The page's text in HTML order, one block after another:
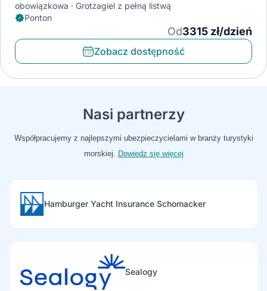
obowiązkowa
Grotżagiel z pełną listwą
Ponton
Od3315 zł/dzień
Zobacz dostępność
Nasi partnerzy
Współpracujemy z najlepszymi ubezpieczycielami w branży turystyki
morskiej. Dowiedz się więcej
Hamburger Yacht Insurance Schomacker
Sealogy